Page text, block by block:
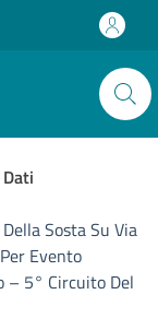
Sosta Su Via
Evento
– 5° Circuito Del